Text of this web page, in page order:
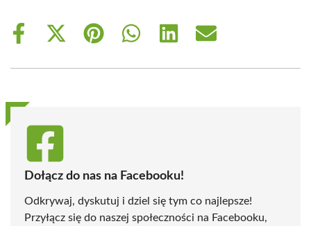
Share
Share
(Twitter)
Share
Share
Share
Share
Dołącz do nas na Facebooku!
Odkrywaj, dyskutuj i dziel się tym co najlepsze!
Przyłącz się do naszej społeczności na Facebooku,